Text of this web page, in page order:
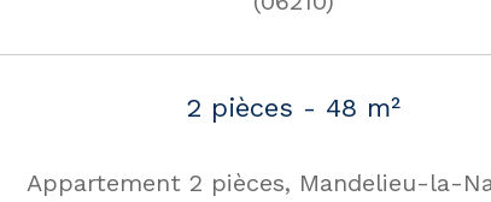
2 pièces - 48 m²
Appartement 2 pièces, Mandelieu-la-